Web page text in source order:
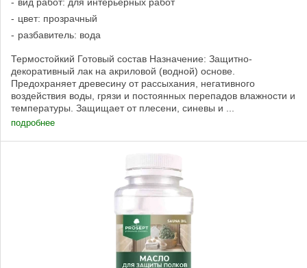
цвет: прозрачный
разбавитель: вода
Термостойкий Готовый состав Назначение: Защитно-
декоративный лак на акриловой (водной) основе.
Предохраняет древесину от рассыхания, негативного
воздействия воды, грязи и постоянных перепадов влажности и
температуры. Защищает от плесени, синевы и ...
подробнее